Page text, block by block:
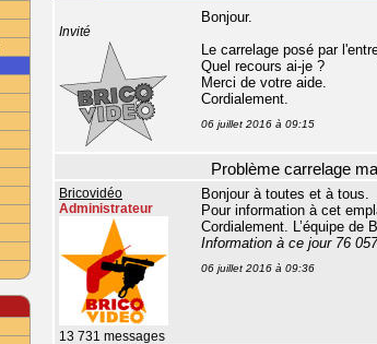
Invité
Bonjour.
Le carrelage posé par
Quel recours ai-je ?
Merci de votre aide.
Cordialement.
06 juillet 2016 à 09:15
Problème carrelage
Bricovidéo
Administrateur
13 731 messages
Bonjour à toutes et à tous.
Pour information à cet
Cordialement. L’équipe de
Information à ce jour 76
06 juillet 2016 à 09:36